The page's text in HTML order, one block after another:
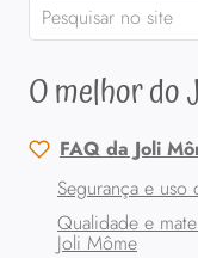
O melhor do
FAQ da Joli
Segurança e
Qualidade e
Joli Môme